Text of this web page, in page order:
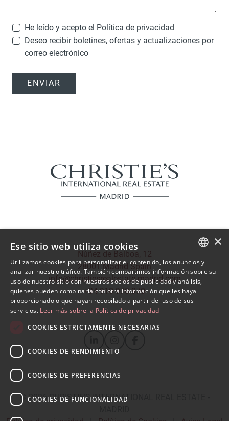
He leído y acepto el Política de privacidad
Deseo recibir boletines, ofertas y actualizaciones por
correo electrónico
ENVIAR
Núñez de Balboa, 12
28001 Madrid Spain
info@christiesrealestate-madrid.com
+34 910 970 970
© 2026CHRISTIE'S INTERNATIONAL REAL ESTATE -
SPANISH
ENGLISH
×
Ese sitio web utiliza cookies
Utilizamos cookies para personalizar el contenido, los anuncios y
analizar nuestro tráfico. También compartimos información sobre su
uso de nuestro sitio con nuestros socios de publicidad y análisis,
quienes pueden combinarla con otra información que les haya
proporcionado o que hayan recopilado a partir del uso de sus
servicios. Leer más sobre la Política de privacidad
COOKIES ESTRICTAMENTE NECESARIAS
COOKIES DE RENDIMIENTO
COOKIES DE PREFERENCIAS
COOKIES DE FUNCIONALIDAD